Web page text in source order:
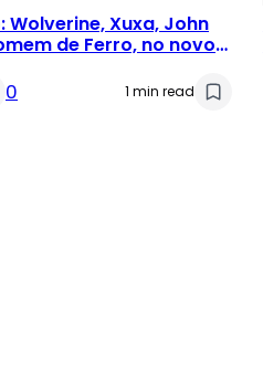
Wolverine, Xuxa, John
de Ferro, no novo
0 1 min read